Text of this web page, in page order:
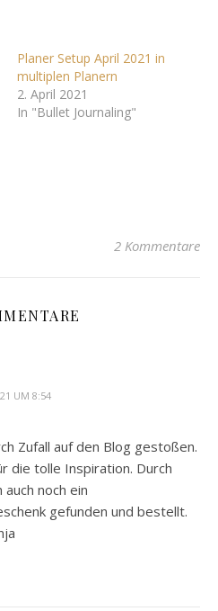
Planer Setup April 2021 in
multiplen Planern
2. April 2021
In "Bullet Journaling"
2 Kommentare
UM 8:54
Zufall auf den Blog gestoßen.
die tolle Inspiration. Durch
auch noch ein
gefunden und bestellt.